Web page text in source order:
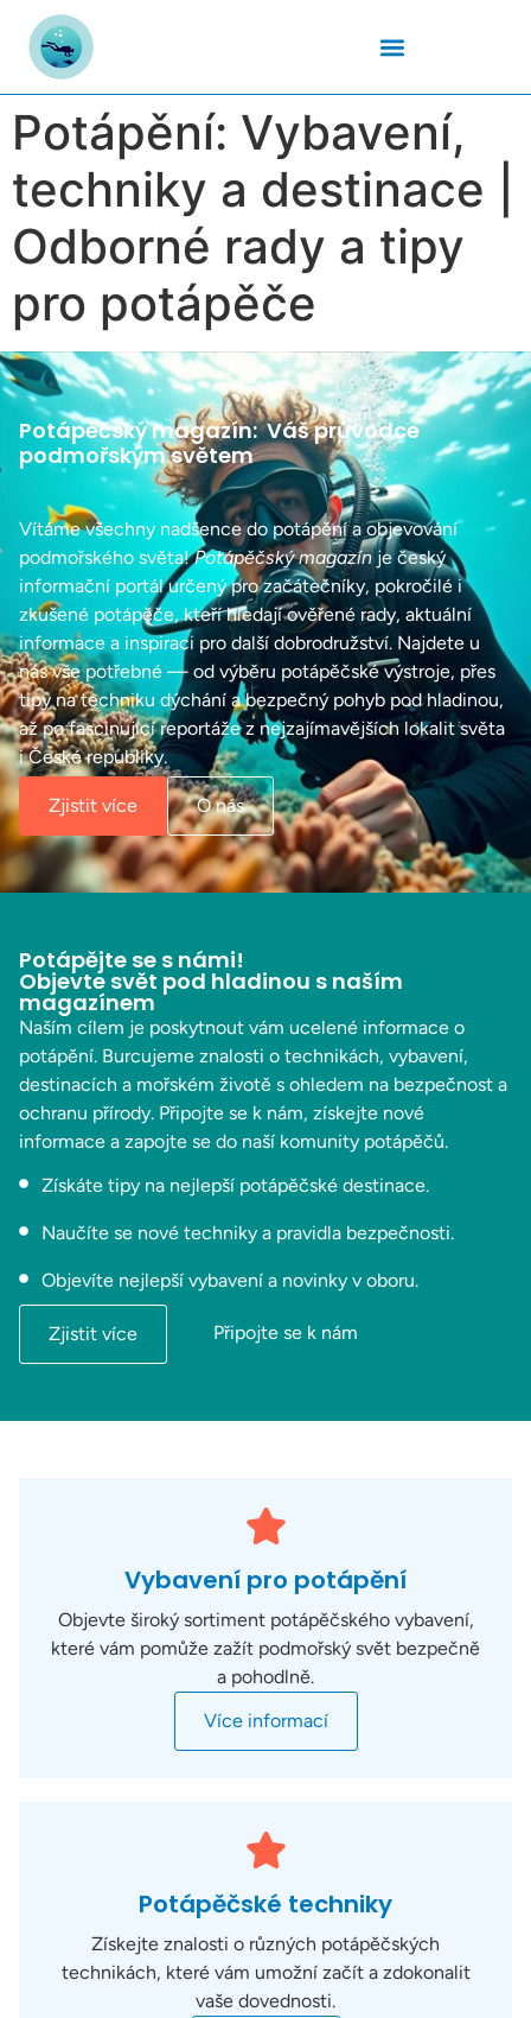
Potápění: Vybavení,
techniky a destinace |
Odborné rady a tipy
pro potápěče
Potápěčský magazín: Váš průvodce
podmořským světem
Vítáme všechny nadšence do potápění a objevování
podmořského světa!Potápěčský magazínje český
informační portál určený pro začátečníky, pokročilé i
zkušené potápěče, kteří hledají ověřené rady, aktuální
informace a inspiraci pro další dobrodružství. Najdete u
nás vše potřebné — od výběru potápěčské výstroje, přes
tipy na techniku dýchání a bezpečný pohyb pod hladinou,
až po fascinující reportáže z nejzajímavějších lokalit světa
i České republiky.
Zjistit více O nás
Potápějte se s námi!
Objevte svět pod hladinou s naším
magazínem
Naším cílem je poskytnout vám ucelené informace o
potápění. Burcujeme znalosti o technikách, vybavení,
destinacích a mořském životě s ohledem na bezpečnost a
ochranu přírody. Připojte se k nám, získejte nové
informace a zapojte se do naší komunity potápěčů.
Získáte tipy na nejlepší potápěčské destinace.
Naučíte se nové techniky a pravidla bezpečnosti.
Objevíte nejlepší vybavení a novinky v oboru.
Zjistit více Připojte se k nám
Vybavení pro potápění
Objevte široký sortiment potápěčského vybavení,
které vám pomůže zažít podmořský svět bezpečně
a pohodlně.
Více informací
Potápěčské techniky
Získejte znalosti o různých potápěčských
technikách, které vám umožní začít a zdokonalit
vaše dovednosti.